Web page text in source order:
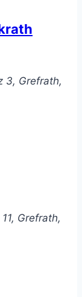
3, Grefrath,
Grefrath,